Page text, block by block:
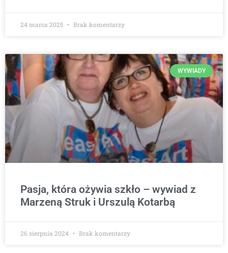
24 marca 2025 Brak komentarzy
WYWIADY
Pasja, która ożywia szkło – wywiad z
Marzeną Struk i Urszulą Kotarbą
26 sierpnia 2024 Brak komentarzy